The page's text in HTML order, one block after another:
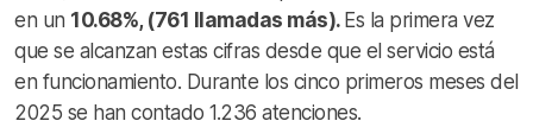
en un 10.68%, (761 llamadas más). Es la primera vez
que se alcanzan estas cifras desde que el servicio está
en funcionamiento. Durante los cinco primeros meses del
2025 se han contado 1.236 atenciones.